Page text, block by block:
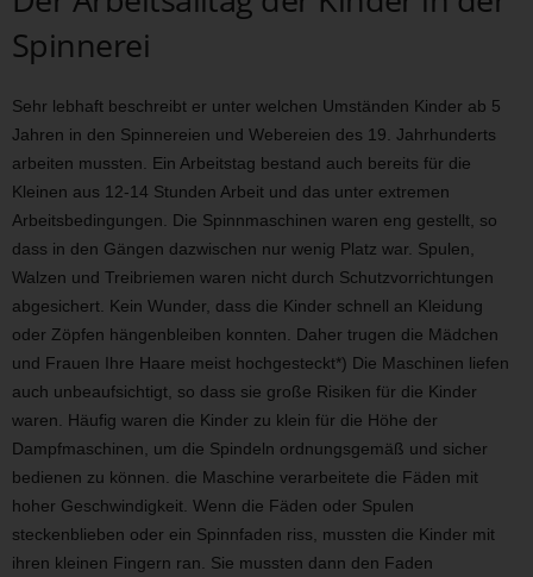
Spinnerei
Sehr lebhaft beschreibt er unter welchen Umständen Kinder ab 5
Jahren in den Spinnereien und Webereien des 19. Jahrhunderts
arbeiten mussten. Ein Arbeitstag bestand auch bereits für die
Kleinen aus 12-14 Stunden Arbeit und das unter extremen
Arbeitsbedingungen. Die Spinnmaschinen waren eng gestellt, so
dass in den Gängen dazwischen nur wenig Platz war. Spulen,
Walzen und Treibriemen waren nicht durch Schutzvorrichtungen
abgesichert. Kein Wunder, dass die Kinder schnell an Kleidung
oder Zöpfen hängenbleiben konnten. Daher trugen die Mädchen
und Frauen Ihre Haare meist hochgesteckt*) Die Maschinen liefen
auch unbeaufsichtigt, so dass sie große Risiken für die Kinder
waren. Häufig waren die Kinder zu klein für die Höhe der
Dampfmaschinen, um die Spindeln ordnungsgemäß und sicher
bedienen zu können. die Maschine verarbeitete die Fäden mit
hoher Geschwindigkeit. Wenn die Fäden oder Spulen
steckenblieben oder ein Spinnfaden riss, mussten die Kinder mit
ihren kleinen Fingern ran. Sie mussten dann den Faden